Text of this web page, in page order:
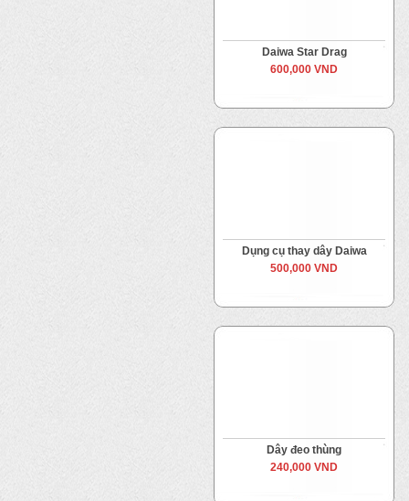
Daiwa Star Drag
600,000 VND
Dụng cụ thay dây Daiwa
500,000 VND
Dây đeo thùng
240,000 VND